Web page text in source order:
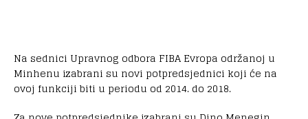
Na sednici Upravnog odbora FIBA Evropa održanoj u
Minhenu izabrani su novi potpredsjednici koji će na
ovoj funkciji biti u periodu od 2014. do 2018.